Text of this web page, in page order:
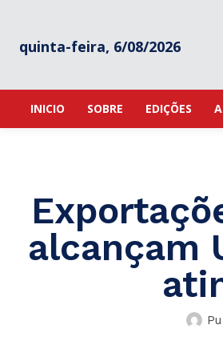
quinta-feira, 6/08/2026
INICIO SOBRE EDIÇÕES
alcançam